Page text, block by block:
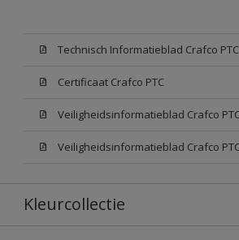
Technisch Informatieblad Crafco PTC
Certificaat Crafco PTC
Kleurcollectie